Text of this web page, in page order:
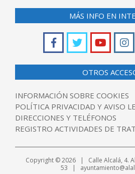
MÁS INFO EN
OTROS
INFORMACIÓN SOBRE COOKIES
POLÍTICA PRIVACIDAD Y AVISO
DIRECCIONES Y TELÉFONOS
REGISTRO ACTIVIDADES DE
Copyright © 2026 | Calle Alcalá, 4.
53 |